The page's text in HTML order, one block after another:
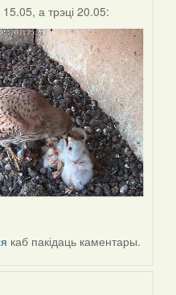
а трэці 20.05:
каб пакідаць каментары.